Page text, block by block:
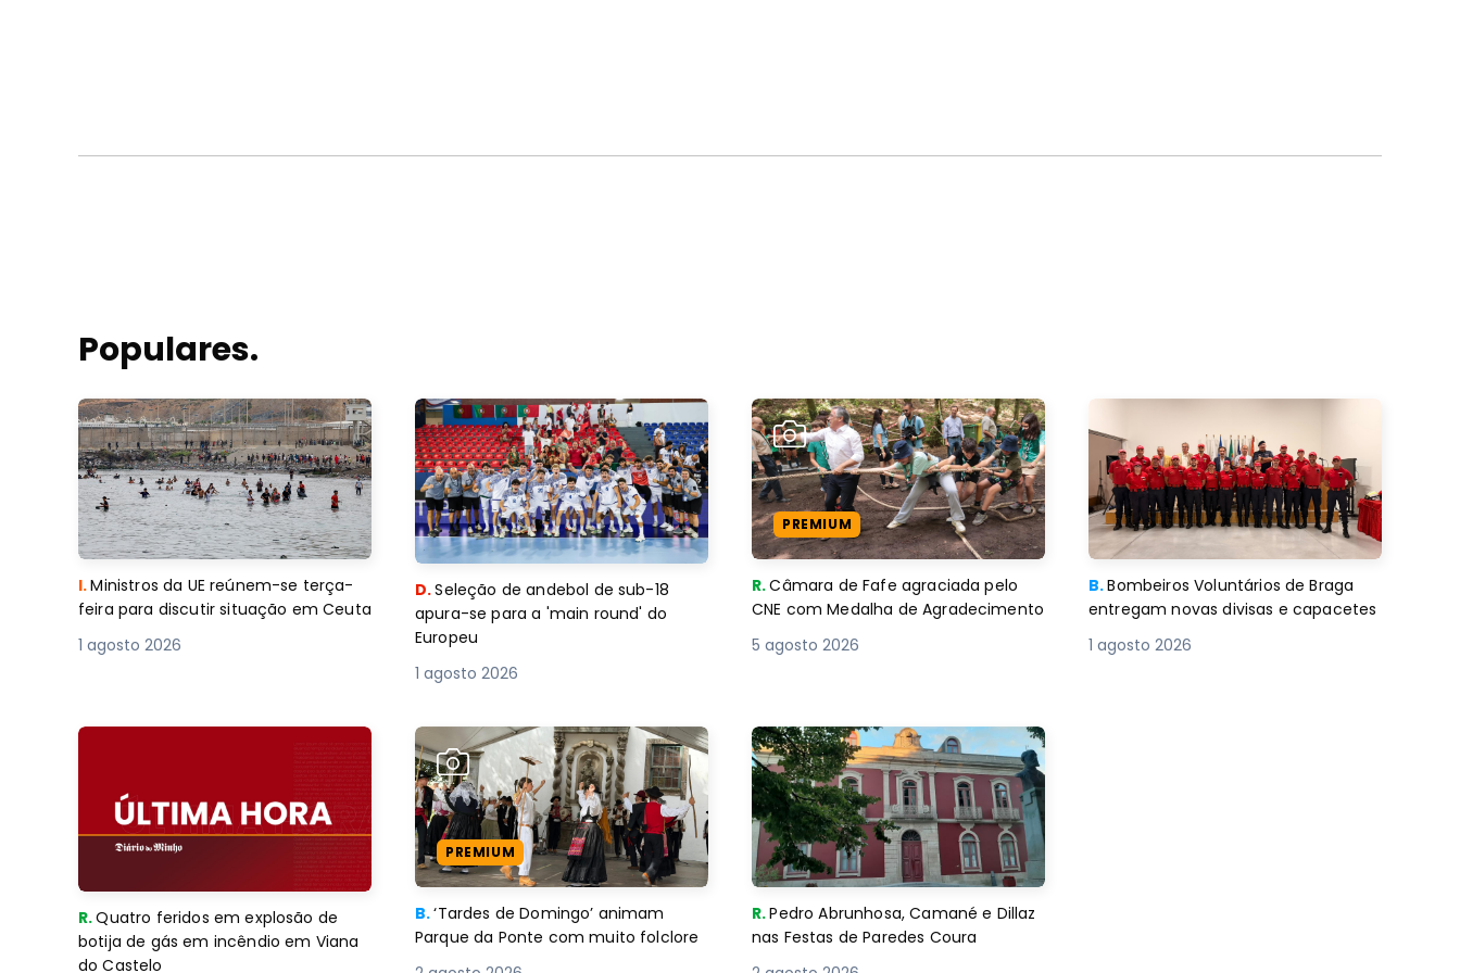
Populares.
I.Ministros da UE reúnem-se terça-
feira para discutir situação em Ceuta
1 agosto 2026
D.Seleção de andebol de sub-18
apura-se para a 'main round' do
Europeu
1 agosto 2026
PREMIUM
R.Câmara de Fafe agraciada pelo
CNE com Medalha de Agradecimento
5 agosto 2026
B.Bombeiros Voluntários de Braga
entregam novas divisas e capacetes
1 agosto 2026
R.Quatro feridos em explosão de
botija de gás em incêndio em Viana
do Castelo
PREMIUM
B.‘Tardes de Domingo’ animam
Parque da Ponte com muito folclore
R.Pedro Abrunhosa, Camané e Dillaz
nas Festas de Paredes Coura